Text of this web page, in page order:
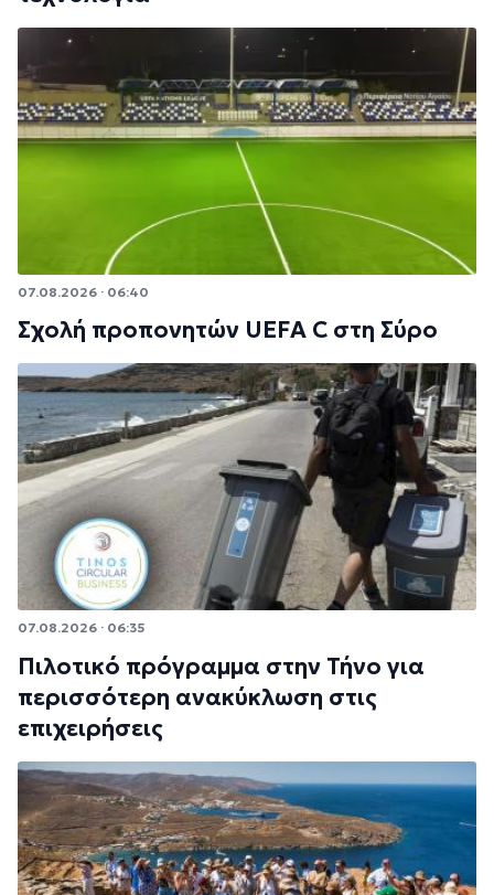
07.08.2026 · 06:40
Σχολή προπονητών UEFA C στη Σύρο
07.08.2026 · 06:35
Πιλοτικό πρόγραμμα στην Τήνο για
περισσότερη ανακύκλωση στις
επιχειρήσεις